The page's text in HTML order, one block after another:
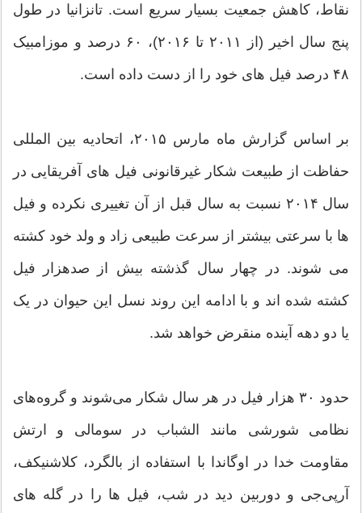
نقاط، کاهش جمعیت بسیار سریع است. تانزانیا در طول
پنج سال اخیر (از ۲۰۱۱ تا ۲۰۱۶)، ۶۰ درصد و موزامبیک
۴۸ درصد فیل های خود را از دست داده است.
بر اساس گزارش ماه مارس ۲۰۱۵، اتحادیه بین المللی
حفاظت از طبیعت شکار غیرقانونی فیل های آفریقایی در
سال ۲۰۱۴ نسبت به سال قبل از آن تغییری نکرده و فیل
ها با سرعتی بیشتر از سرعت طبیعی زاد و ولد خود کشته
می شوند. در چهار سال گذشته بیش از صدهزار فیل
کشته شده اند و با ادامه این روند نسل این حیوان در یک
یا دو دهه آینده منقرض خواهد شد.
حدود ۳۰ هزار فیل در هر سال شکار می‌شوند و گروه‌های
نظامی شورشی مانند الشباب در سومالی و ارتش
مقاومت خدا در اوگاندا با استفاده از بالگرد، کلاشنیکف،
آرپی‌جی و دوربین دید در شب، فیل ها را در گله های